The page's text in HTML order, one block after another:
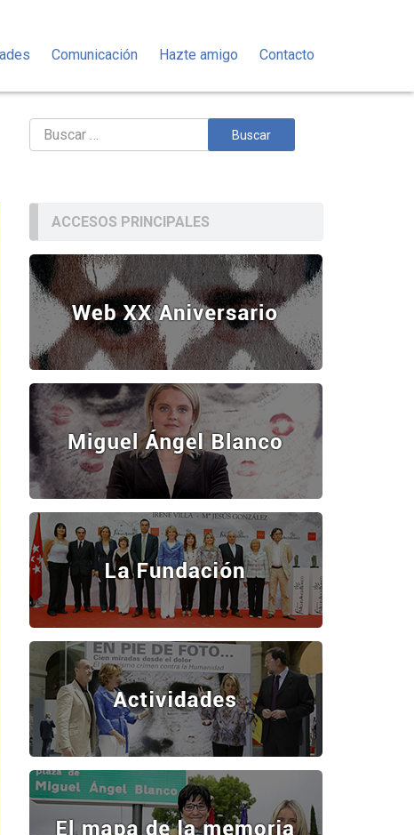
Comunicación Hazte amigo Contacto
Buscar:
ACCESOS PRINCIPALES